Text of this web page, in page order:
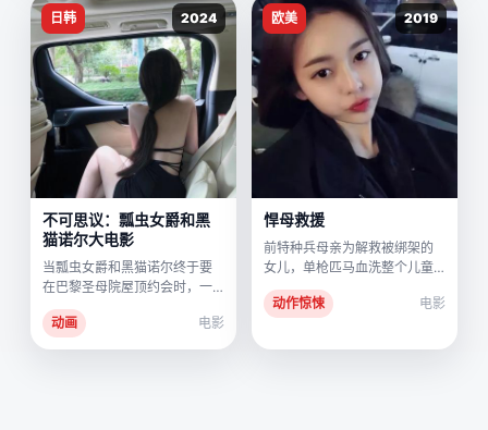
2024
日韩
不可思议：瓢虫女爵和黑
猫诺尔大电影
当瓢虫女爵和黑猫诺尔终于要
在巴黎圣母院屋顶约会时，一
个会吞噬记忆的反派将他们拖
入了无限循环。
动画 电影
2019
欧美
悍母救援
前特种兵母亲为解救被绑架的
女儿，单枪匹马血洗整个儿童
贩卖网络。
动作惊悚
电影